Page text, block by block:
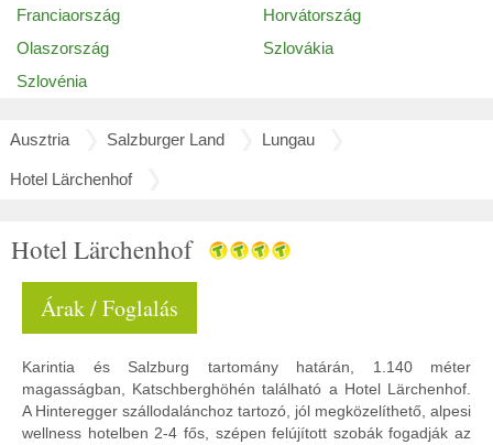
Franciaország
Horvátország
Olaszország
Szlovákia
Szlovénia
Ausztria Salzburger Land Lungau
Hotel Lärchenhof
Hotel Lärchenhof
Árak / Foglalás
Karintia és Salzburg tartomány határán, 1.140 méter
magasságban, Katschberghöhén található a Hotel Lärchenhof.
A Hinteregger szállodalánchoz tartozó, jól megközelíthető, alpesi
wellness hotelben 2-4 fős, szépen felújított szobák fogadják az